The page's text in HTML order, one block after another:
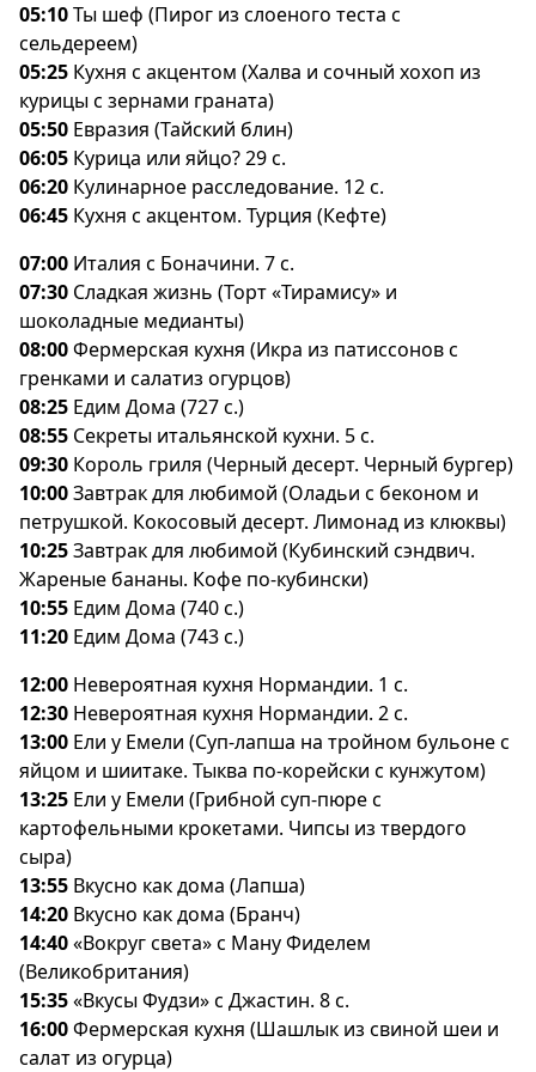
05:10Ты шеф (Пирог из слоеного теста с
сельдереем)
05:25 Кухня с акцентом (Халва и сочный хохоп из
курицы с зернами граната)
05:50 Евразия (Тайский блин)
06:05 Курица или яйцо? 29 с.
06:20 Кулинарное расследование. 12 с.
06:45 Кухня с акцентом. Турция (Кефте)
07:00 Италия с Боначини. 7 с.
07:30 Сладкая жизнь (Торт «Тирамису» и
шоколадные медианты)
08:00Фермерская кухня (Икра из патиссонов с
ренками и салатиз огурцов)
08:25 Едим Дома (727 с.)
08:55 Секреты итальянской кухни. 5 с.
09:30 Король гриля (Черный десерт. Черный бургер)
10:00Завтрак для любимой (Оладьи с беконом и
петрушкой. Кокосовый десерт. Лимонад из клюквы)
10:25Завтрак для любимой (Кубинский сэндвич.
Жареные бананы. Кофе по-кубински)
10:55 Едим Дома (740 с.)
11:20 Едим Дома (743 с.)
12:00 Невероятная кухня Нормандии. 1 с.
12:30 Невероятная кухня Нормандии. 2 с.
13:00 Ели у Емели (Суп-лапша на тройном бульоне с
яйцом и шиитаке. Тыква по-корейски с кунжутом)
13:25 Ели у Емели (Грибной суп-пюре с
картофельными крокетами. Чипсы из твердого
сыра)
13:55 кусно как дома (Лапша)
14:20 кусно как дома (Бранч)
14:40«Вокруг света» с Ману Фиделем
(Великобритания)
15:35«Вкусы Фудзи» с Джастин. 8 с.
16:00Фермерская кухня (Шашлык из свиной шеи и
салат из огурца)